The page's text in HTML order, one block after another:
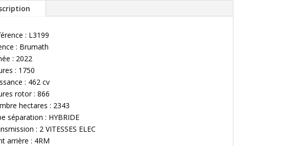
: L3199
: Brumath
: 2022
: 1750
: 462 cv
rotor : 866
hectares : 2343
séparation : HYBRIDE
: 2 VITESSES ELEC
arrière : 4RM